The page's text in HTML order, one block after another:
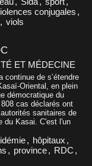
conjugales ,
, viols
ET MÉDECINE
continue de s’étendre
Oriental, en plein
démocratique du
cas déclarés ont
sanitaires de
du Kasai. C'est l'un
, hôpitaux ,
, province, RDC ,